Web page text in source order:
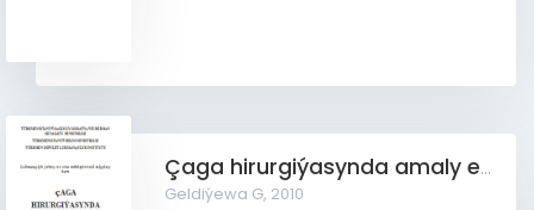
Çaga hirurgiýasynda amaly endikler
Geldiýewa G, 2010